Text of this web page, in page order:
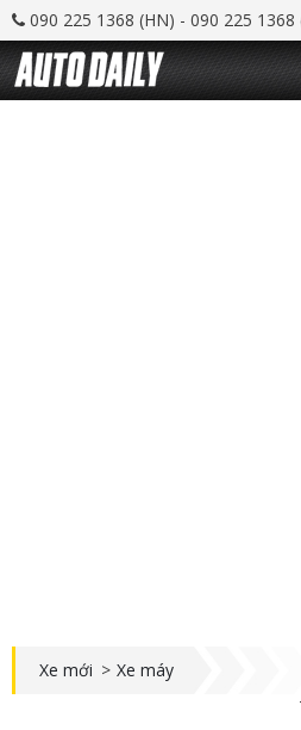
090 225 1368 (HN) - 090 225 1368
Xe mới > Xe máy